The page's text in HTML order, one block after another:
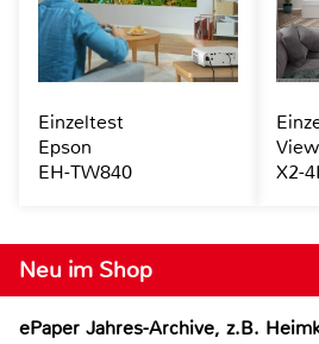
Neu im Shop
ePaper Jahres-Archive, z.B.
Einzeltest
Epson
EH-TW840
X2-